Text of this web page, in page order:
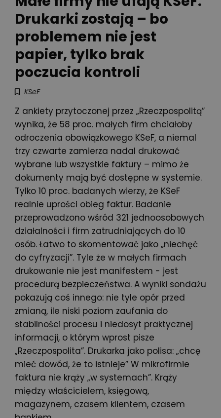
Drukarki zostają – bo
problemem nie jest
papier, tylko brak
poczucia kontroli
KSeF
Z ankiety przytoczonej przez „Rzeczpospolitą”
wynika, że 58 proc. małych firm chciałoby
odroczenia obowiązkowego KSeF, a niemal
trzy czwarte zamierza nadal drukować
wybrane lub wszystkie faktury – mimo że
dokumenty mają być dostępne w systemie.
Tylko 10 proc. badanych wierzy, że KSeF
realnie uprości obieg faktur. Badanie
przeprowadzono wśród 321 jednoosobowych
działalności i firm zatrudniających do 10
osób. Łatwo to skomentować jako „niechęć
do cyfryzacji”. Tyle że w małych firmach
drukowanie nie jest manifestem - jest
procedurą bezpieczeństwa. A wyniki sondażu
pokazują coś innego: nie tyle opór przed
zmianą, ile niski poziom zaufania do
stabilności procesu i niedosyt praktycznej
informacji, o którym wprost pisze
„Rzeczpospolita”. Drukarka jako polisa: „chcę
mieć dowód, że to istnieje” W mikrofirmie
faktura nie krąży „w systemach”. Krąży
między właścicielem, księgową,
magazynem, czasem klientem, czasem